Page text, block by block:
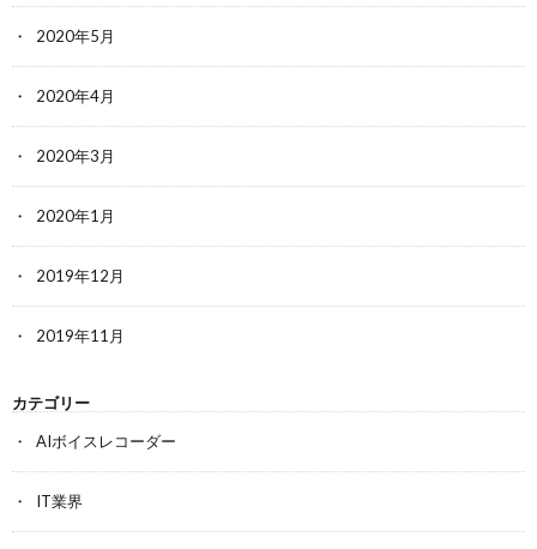
2020年5月
2020年4月
2020年3月
2020年1月
2019年12月
2019年11月
カテゴリー
AIボイスレコーダー
IT業界